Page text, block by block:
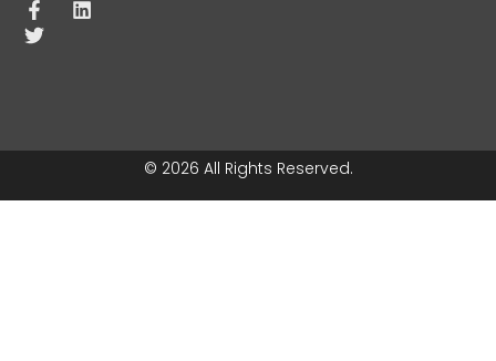
© 2026 All Rights Reserved.